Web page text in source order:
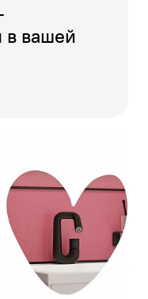
в вашей